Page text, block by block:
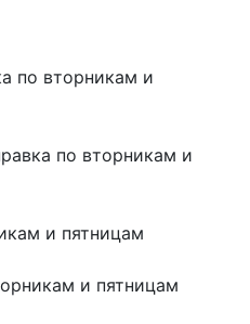
пo втoрникaм и
по вторникам и
и пятницам
и пятницам